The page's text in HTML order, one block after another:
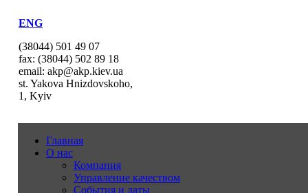
ENG
(38044) 501 49 07
fax: (38044) 502 89 18
email: akp@akp.kiev.ua
st. Yakova Hnizdovskoho,
1, Kyiv
Главная
О нас
Компания
Управление качеством
События и даты